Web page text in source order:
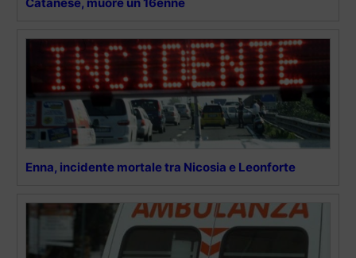
Enna, incidente mortale tra Nicosia e Leonforte